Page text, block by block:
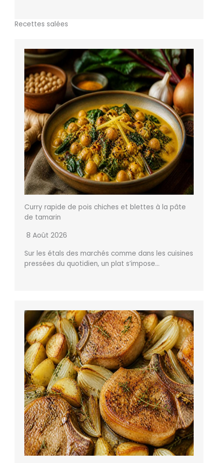
Recettes salées
Curry rapide de pois chiches et blettes à la pâte
de tamarin
8 Août 2026
Sur les étals des marchés comme dans les cuisines
pressées du quotidien, un plat s’impose…